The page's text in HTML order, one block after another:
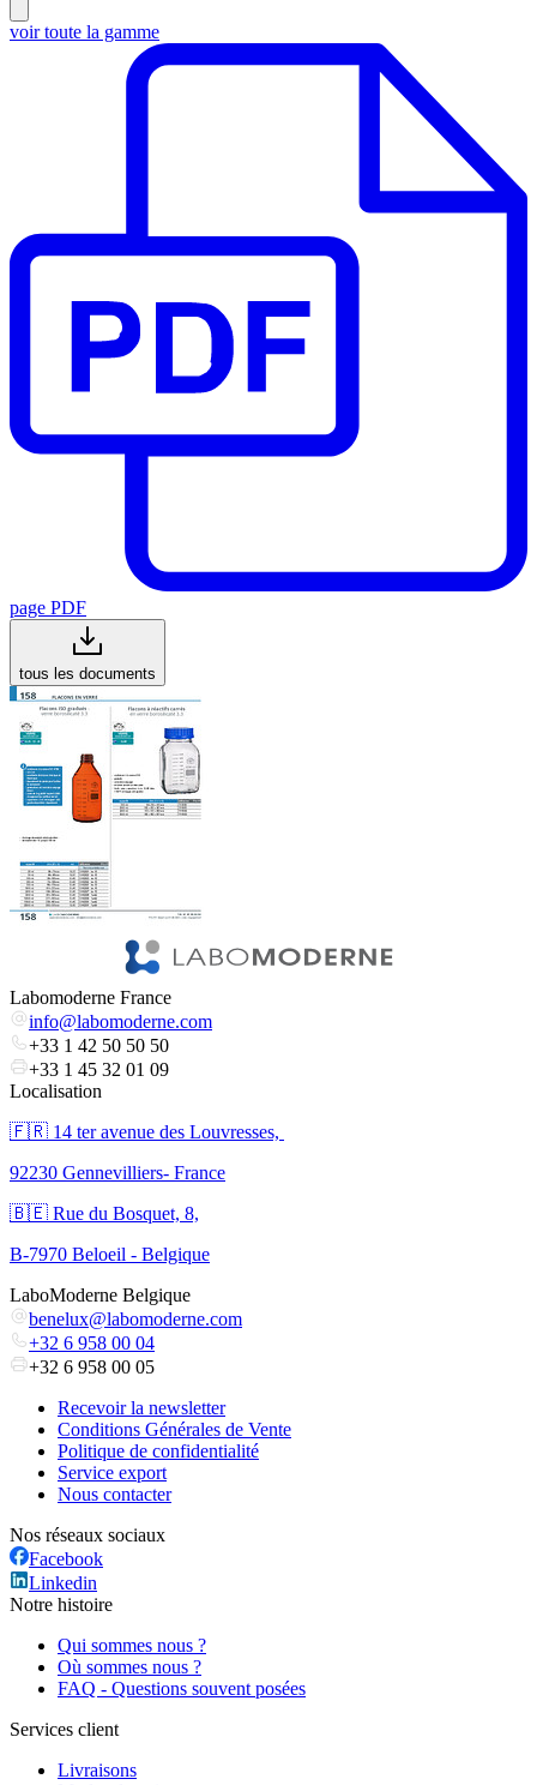
voir toute la gamme
page PDF
tous les documents
Labomoderne France
info@labomoderne.com
+33 1 42 50 50 50
+33 1 45 32 01 09
Localisation
🇫🇷 ​14 ter avenue des Louvresses,
92230 Gennevilliers- France
🇧🇪 Rue du Bosquet, 8,
B-7970 Beloeil - Belgique
LaboModerne Belgique
benelux@labomoderne.com
+32 6 958 00 04
+32 6 958 00 05
Recevoir la newsletter
Conditions Générales de Vente
Politique de confidentialité
Service export
Nous contacter
Nos réseaux sociaux
Facebook
Linkedin
Notre histoire
Qui sommes nous ?
Où sommes nous ?
FAQ - Questions souvent posées
Services client
Livraisons